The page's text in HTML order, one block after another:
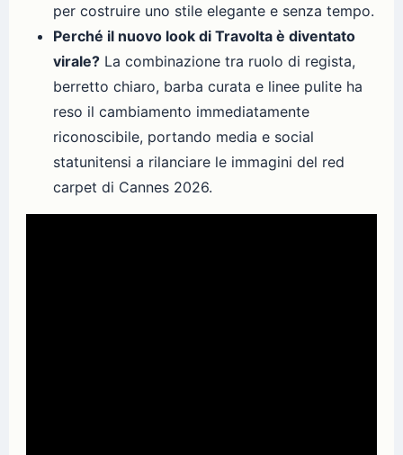
per costruire uno stile elegante e senza tempo.
Perché il nuovo look di Travolta è diventato
virale? La combinazione tra ruolo di regista,
berretto chiaro, barba curata e linee pulite ha
reso il cambiamento immediatamente
riconoscibile, portando media e social
statunitensi a rilanciare le immagini del red
carpet di Cannes 2026.